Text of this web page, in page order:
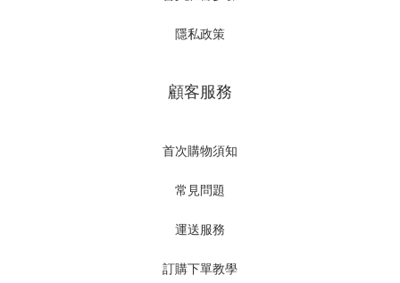
隱私政策
顧客服務
首次購物須知
常見問題
運送服務
訂購下單教學